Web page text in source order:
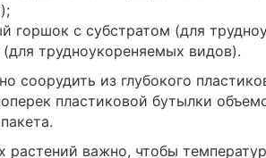
горшок с субстратом (для
(для трудноукореняемых видов).
соорудить из глубокого
пластиковой бутылки
растений важно, чтобы